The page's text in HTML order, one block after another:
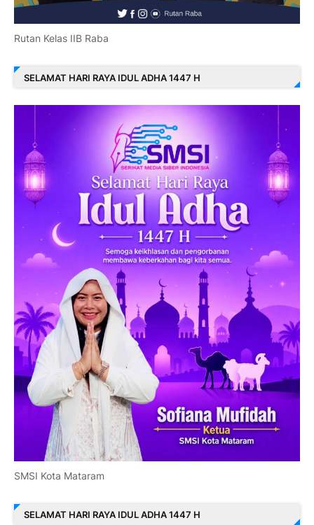
Rutan Kelas IIB Raba
SELAMAT HARI RAYA IDUL ADHA 1447 H
SMSI Kota Mataram
SELAMAT HARI RAYA IDUL ADHA 1447 H